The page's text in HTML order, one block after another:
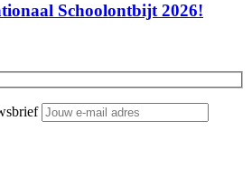
Schoolontbijt 2026!